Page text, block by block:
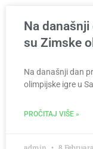
Na
su Zimske
Na današnji dan
olimpijske igre u
PROČITAJ VIŠE »